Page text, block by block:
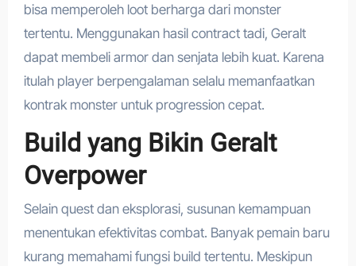
bisa memperoleh loot berharga dari monster
tertentu. Menggunakan hasil contract tadi, Geralt
dapat membeli armor dan senjata lebih kuat. Karena
itulah player berpengalaman selalu memanfaatkan
kontrak monster untuk progression cepat.
Build yang Bikin Geralt
Overpower
Selain quest dan eksplorasi, susunan kemampuan
menentukan efektivitas combat. Banyak pemain baru
kurang memahami fungsi build tertentu. Meskipun